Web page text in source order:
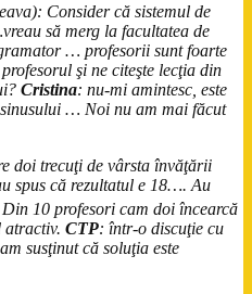
Consider că sistemul de
să merg la facultatea de
… profesorii sunt foarte
şi ne citeşte lecţia din
Cristina: nu-mi amintesc, este
… Noi nu am mai făcut
doi trecuţi de vârsta învăţării
spus că rezultatul e 18…. Au
10 profesori cam doi încearcă
CTP: într-o discuţie cu
susţinut că soluţia este